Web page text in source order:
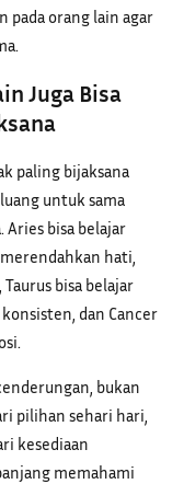
orang lain agar
Juga Bisa
paling bijaksana
untuk sama
Aries bisa belajar
hati,
bisa belajar
dan Cancer
bukan
pilihan sehari hari,
kesediaan
memahami